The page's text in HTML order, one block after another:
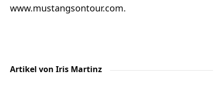
www.mustangsontour.com.
Artikel von Iris Martinz